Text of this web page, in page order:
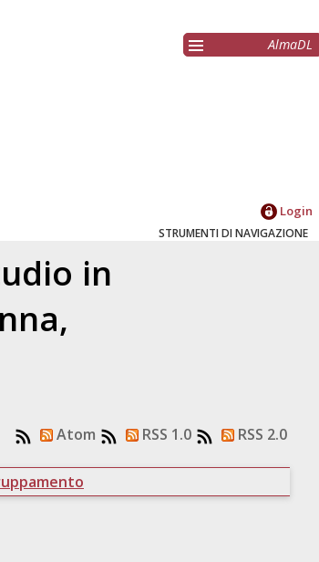
AlmaDL
Login
STRUMENTI DI NAVIGAZIONE
in
Atom RSS 1.0 RSS 2.0